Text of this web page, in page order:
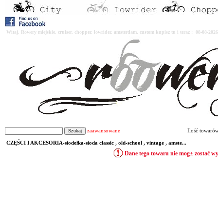
Witaj. Rowery miejskie, cruiser, chopper, lowrider, amsterdam, custom kupisz tu i teraz : 08-08-
zaawansowane Ilość
CZĘŚCI I AKCESORIA-siodełka-sioda classic , old-school , vintage , amste...
Dane tego towaru nie mog± zostać